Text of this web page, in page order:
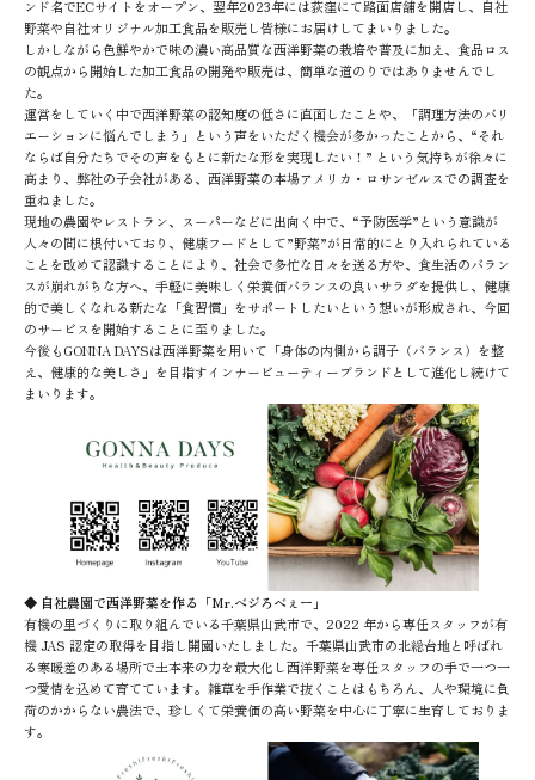
ンド名でECサイトをオープン、翌年2023年には荻窪にて路面店舗を開店し、自社
野菜や自社オリジナル加工食品を販売し皆様にお届けしてまいりました。
しかしながら色鮮やかで味の濃い高品質な西洋野菜の栽培や普及に加え、食品ロス
の観点から開始した加工食品の開発や販売は、簡単な道のりではありませんでし
た。
運営をしていく中で西洋野菜の認知度の低さに直面したことや、「調理方法のバリ
エーションに悩んでしまう」という声をいただく機会が多かったことから、“それ
ならば自分たちでその声をもとに新たな形を実現したい！” という気持ちが徐々に
高まり、弊社の子会社がある、西洋野菜の本場アメリカ・ロサンゼルスでの調査を
重ねました。
現地の農園やレストラン、スーパーなどに出向く中で、“予防医学”という意識が
人々の間に根付いており、健康フードとして”野菜”が日常的にとり入れられている
ことを改めて認識することにより、社会で多忙な日々を送る方や、食生活のバラン
スが崩れがちな方へ、手軽に美味しく栄養価バランスの良いサラダを提供し、健康
的で美しくなれる新たな「食習慣」をサポートしたいという想いが形成され、今回
のサービスを開始することに至りました。
今後もGONNA DAYSは西洋野菜を用いて「身体の内側から調子（バランス）を整
え、健康的な美しさ」を目指すインナービューティーブランドとして進化し続けて
まいります。
◆ 自社農園で西洋野菜を作る「Mr.ベジろべぇー」
有機の里づくりに取り組んでいる千葉県山武市で、2022 年から専任スタッフが有
機 JAS 認定の取得を目指し開園いたしました。千葉県山武市の北総台地と呼ばれ
る寒暖差のある場所で土本来の力を最大化し西洋野菜を専任スタッフの手で一つ一
つ愛情を込めて育てています。雑草を手作業で抜くことはもちろん、人や環境に負
荷のかからない農法で、珍しくて栄養価の高い野菜を中心に丁寧に生育しておりま
す。